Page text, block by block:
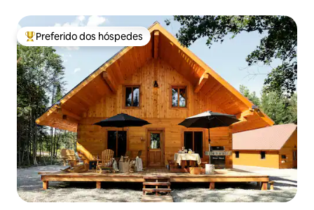
Entre os melhores preferidos dos hóspedes
Preferido dos hóspedes